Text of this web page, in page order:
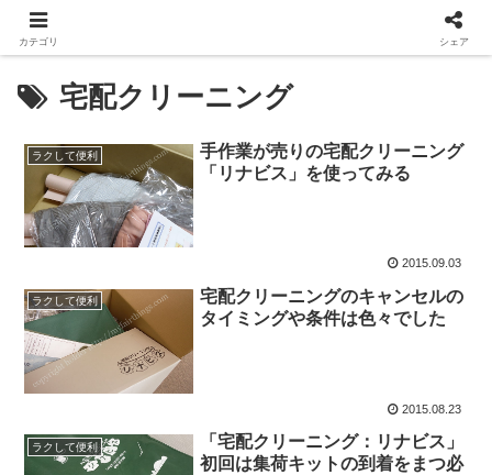
宅配クリーニング
ラクして便利
手作業が売りの宅配クリーニング
「リナビス」を使ってみる
2015.09.03
ラクして便利
宅配クリーニングのキャンセルの
タイミングや条件は色々でした
2015.08.23
ラクして便利
「宅配クリーニング：リナビス」
初回は集荷キットの到着をまつ必
カテゴリ シェア